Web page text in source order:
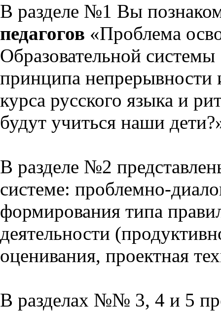
В разделе №1 Вы
педагогов «Проблема
Образовательной
принципа непрерывности
курса русского языка и
будут учиться наши
В разделе №2
системе: проблемно-
формирования типа
деятельности
оценивания, проектная
В разделах №№ 3, 4 и 5